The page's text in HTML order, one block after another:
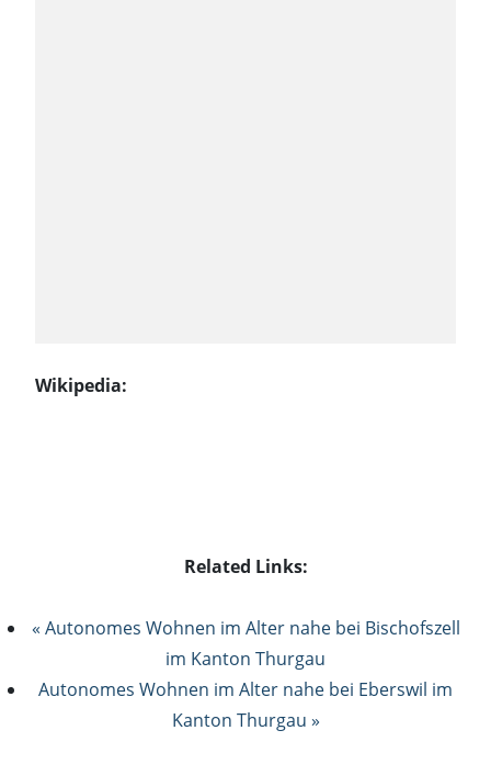
Wikipedia:
Related Links:
« Autonomes Wohnen im Alter nahe bei Bischofszell
im Kanton Thurgau
Autonomes Wohnen im Alter nahe bei Eberswil im
Kanton Thurgau »